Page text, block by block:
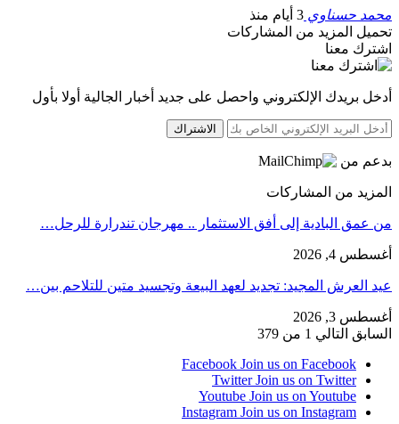
محمد حسناوي 3 أيام منذ
تحميل المزيد من المشاركات
اشترك معنا
أدخل بريدك الإلكتروني واحصل على جديد أخبار الجالية أولا بأول
الاشتراك
بدعم من
المزيد من المشاركات
من عمق البادية إلى أفق الاستثمار .. مهرجان تندرارة للرحل…
أغسطس 4, 2026
عيد العرش المجيد: تجديد لعهد البيعة وتجسيد متين للتلاحم بين…
أغسطس 3, 2026
السابق التالي 1 من 379
Facebook Join us on Facebook
Twitter Join us on Twitter
Youtube Join us on Youtube
Instagram Join us on Instagram